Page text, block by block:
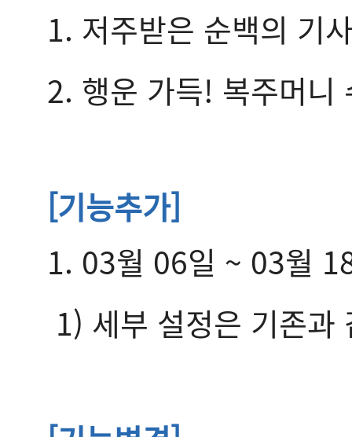
1. 저주받은 순백의 기
2. 행운 가득! 복주머니
[기능추가]
1. 03월 06일 ~ 03월
1) 세부 설정은 기존과